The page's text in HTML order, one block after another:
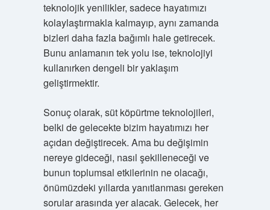
teknolojik yenilikler, sadece hayatımızı
kolaylaştırmakla kalmayıp, aynı zamanda
bizleri daha fazla bağımlı hale getirecek.
Bunu anlamanın tek yolu ise, teknolojiyi
kullanırken dengeli bir yaklaşım
geliştirmektir.
Sonuç olarak, süt köpürtme teknolojileri,
belki de gelecekte bizim hayatımızı her
açıdan değiştirecek. Ama bu değişimin
nereye gideceği, nasıl şekilleneceği ve
bunun toplumsal etkilerinin ne olacağı,
önümüzdeki yıllarda yanıtlanması gereken
sorular arasında yer alacak. Gelecek, her